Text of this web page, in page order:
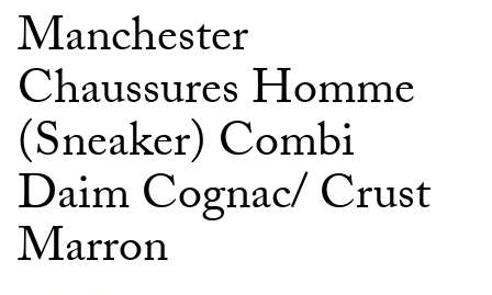
Manchester
Chaussures Homme
(Sneaker) Combi
Daim Cognac/ Crust
Marron